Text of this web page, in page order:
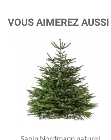
VOUS AIMEREZ AUSSI